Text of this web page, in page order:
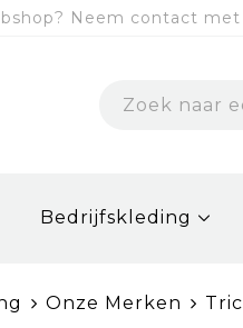
Neem contact
Bedrijfskleding
Onze Merken